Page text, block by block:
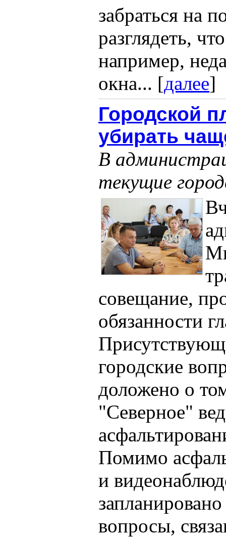
забраться на
разглядеть,
например,
окна... [далее]
Городской
убирать
В
текущие
совещание,
обязанности
городские
доложено о
"Северное"
Помимо
и
вопросы,